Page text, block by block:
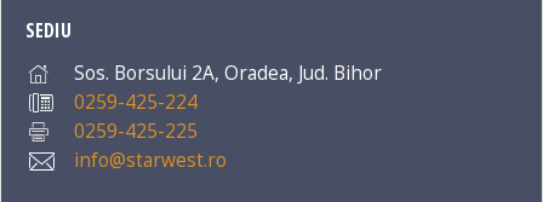
SEDIU
Sos. Borsului 2A, Oradea, Jud. Bihor
0259-425-224
0259-425-225
info@starwest.ro